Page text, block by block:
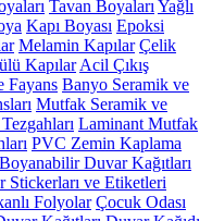
Tavan Boyaları Yağlı
Kapı Boyası Epoksi
Melamin Kapılar Çelik
Kapılar Acil Çıkış
Fayans Banyo Seramik ve
Mutfak Seramik ve
Laminant Mutfak
PVC Zemin Kaplama
Boyanabilir Duvar Kağıtları
Stickerları ve Etiketleri
Folyolar Çocuk Odası